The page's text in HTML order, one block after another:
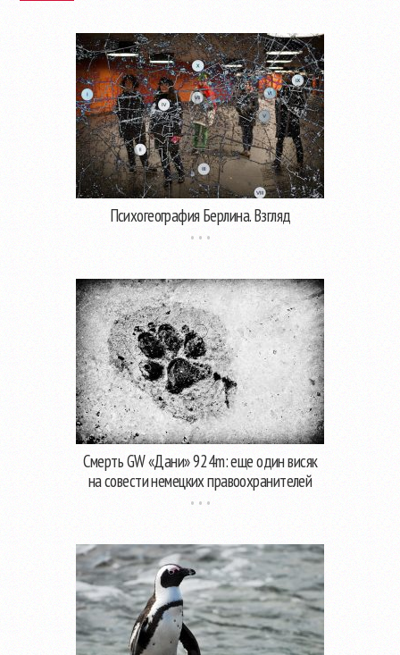
Психогеография Берлина. Взгляд
Смерть GW «Дани» 924m: еще один висяк
на совести немецких правоохранителей